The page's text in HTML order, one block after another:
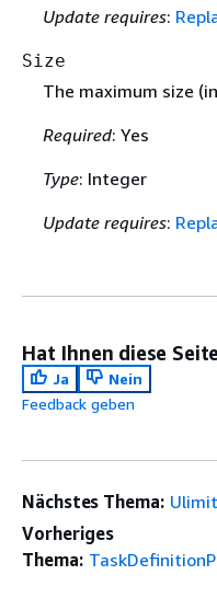
Update requires:
Size
The maximum size
Required: Yes
Type: Integer
Update requires:
Hat Ihnen diese
Ja
Nein
Feedback geben
Nächstes Thema: Ulimit
Vorheriges
Thema: